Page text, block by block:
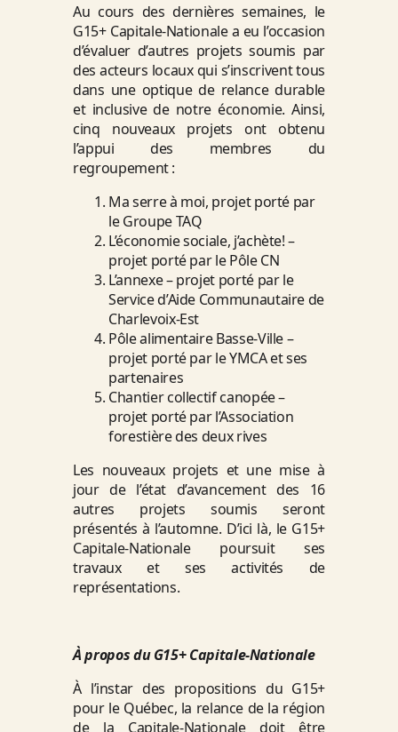
Au cours des dernières semaines, le
G15+ Capitale-Nationale a eu l’occasion
d’évaluer d’autres projets soumis par
des acteurs locaux qui s’inscrivent tous
dans une optique de relance durable
et inclusive de notre économie. Ainsi,
cinq nouveaux projets ont obtenu
l’appui des membres du
regroupement :
Ma serre à moi, projet porté par
le Groupe TAQ
L’économie sociale, j’achète! –
projet porté par le Pôle CN
L’annexe – projet porté par le
Service d’Aide Communautaire de
Charlevoix-Est
Pôle alimentaire Basse-Ville –
projet porté par le YMCA et ses
partenaires
Chantier collectif canopée –
projet porté par l’Association
forestière des deux rives
Les nouveaux projets et une mise à
jour de l’état d’avancement des 16
autres projets soumis seront
présentés à l’automne. D’ici là, le G15+
Capitale-Nationale poursuit ses
travaux et ses activités de
représentations.
À propos du G15+ Capitale-Nationale
À l’instar des propositions du G15+
pour le Québec, la relance de la région
de la Capitale-Nationale doit être